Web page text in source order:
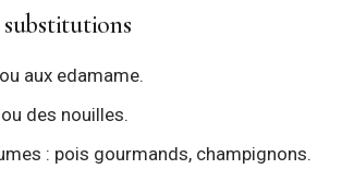
aux edamame.
des nouilles.
: pois gourmands, champignons.